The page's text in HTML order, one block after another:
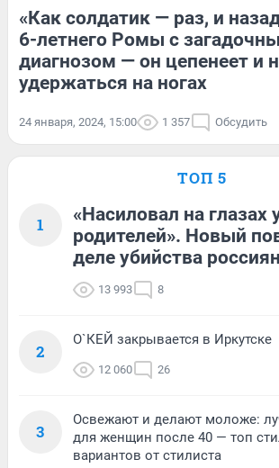
«Как солдатик — раз, и
6-летнего Ромы с
диагнозом — он цепенеет и
удержаться на ногах
24 января, 2024, 15:00 1 357 Обсудить
ТОП 5
1
«Насиловал на глазах
родителей». Новый
деле убийства
13 993 8
2
О`КЕЙ закрывается в Иркутске
12 060 26
3
Освежают и делают моложе:
для женщин после 40 — топ
вариантов от стилиста